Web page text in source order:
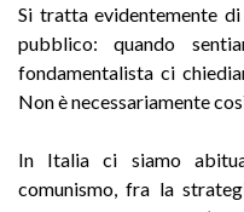
Si tratta evidentemente
pubblico: quando
fondamentalista ci
Non è necessariamente
In Italia ci siamo
comunismo, fra la